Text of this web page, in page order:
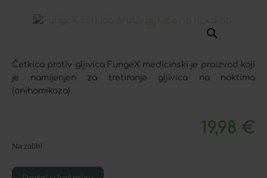
Četkica protiv gljivica FungeX medicinski je proizvod koji
je namijenjen za tretiranje gljivica na noktima
(onihomikoza).
19,98 €
Na zalihi